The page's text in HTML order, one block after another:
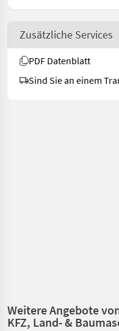
Zusätzliche Services
PDF Datenblatt
Sind Sie an einem
Weitere Angebote
KFZ, Land- &